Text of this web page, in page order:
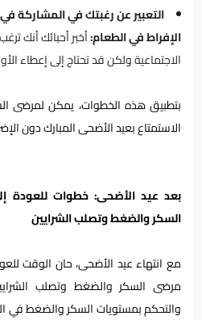
التعبير عن رغبتك في المشاركة
الإفراط في الطعام:أخبر أحبائك أنك
الاجتماعية ولكن قد تحتاج إلى إعطاء
بتطبيق هذه الخطوات، يمكن لمرضى
الاستمتاع بعيد الأضحى المبارك دون
بعد عيد الأضحى: خطوات
السكر والضغط وتصلب الشرايين
مع انتهاء عيد الأضحى، حان الوقت
مرضى السكر والضغط وتصلب
والتحكم بمستويات السكر والضغط في